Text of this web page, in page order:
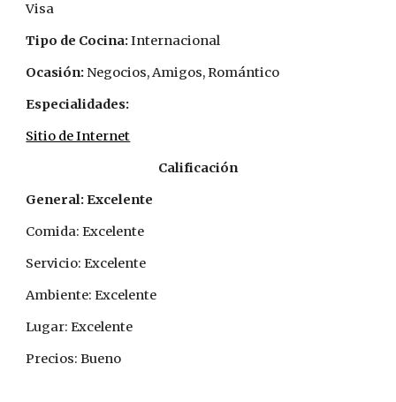
Visa
Tipo de Cocina: Internacional
Ocasión: Negocios, Amigos, Romántico
Especialidades:
Sitio de Internet
Calificación
General: Excelente
Comida: Excelente
Servicio: Excelente
Ambiente: Excelente
Lugar: Excelente
Precios: Bueno